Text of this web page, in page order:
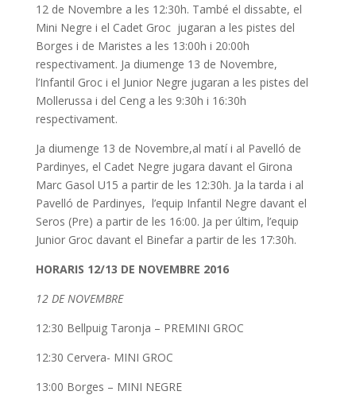
12 de Novembre a les 12:30h. També el dissabte, el
Mini Negre i el Cadet Groc jugaran a les pistes del
Borges i de Maristes a les 13:00h i 20:00h
respectivament. Ja diumenge 13 de Novembre,
l’Infantil Groc i el Junior Negre jugaran a les pistes del
Mollerussa i del Ceng a les 9:30h i 16:30h
respectivament.
Ja diumenge 13 de Novembre,al matí i al Pavelló de
Pardinyes, el Cadet Negre jugara davant el Girona
Marc Gasol U15 a partir de les 12:30h. Ja la tarda i al
Pavelló de Pardinyes, l’equip Infantil Negre davant el
Seros (Pre) a partir de les 16:00. Ja per últim, l’equip
Junior Groc davant el Binefar a partir de les 17:30h.
HORARIS 12/13 DE NOVEMBRE 2016
12 DE NOVEMBRE
12:30 Bellpuig Taronja – PREMINI GROC
12:30 Cervera- MINI GROC
13:00 Borges – MINI NEGRE